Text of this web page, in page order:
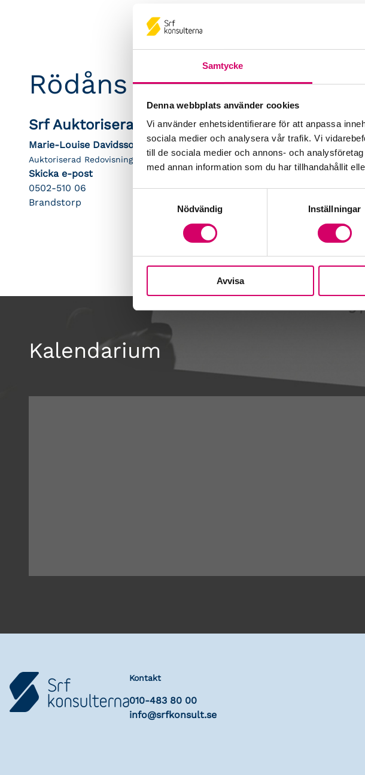
Samtycke
Denna webbplats använder cookies
Vi använder enhetsidentifierare för att anpassa
sociala medier och analysera vår trafik. Vi
till de sociala medier och annons- och
med annan information som du har tillhandahållit
Nödvändig
Inställningar
Avvisa
Rödåns Ekonomitjänst
Srf Auktoriserade konsulter
Marie-Louise Davidsson
Auktoriserad Redovisningskonsult
Skicka e-post
0502-510 06
Brandstorp
Kalendarium
Kontakt
010-483 80 00
info@srfkonsult.se